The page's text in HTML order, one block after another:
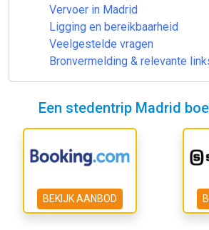
Vervoer in Madrid
Ligging en bereikbaarheid
Veelgestelde vragen
Bronvermelding & relevante
Een stedentrip Madrid
BEKIJK AANBOD